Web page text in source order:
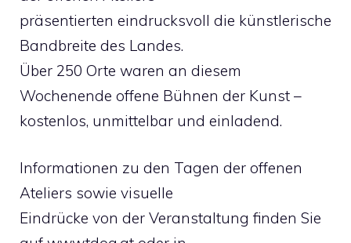
präsentierten eindrucksvoll die künstlerische
Bandbreite des Landes.
Über 250 Orte waren an diesem
Wochenende offene Bühnen der Kunst –
kostenlos, unmittelbar und einladend.
Informationen zu den Tagen der offenen
Ateliers sowie visuelle
Eindrücke von der Veranstaltung finden Sie